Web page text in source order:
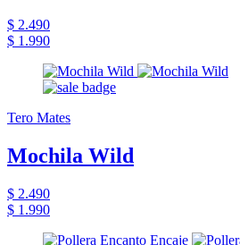
$ 2.490
$ 1.990
Tero Mates
Mochila Wild
$ 2.490
$ 1.990